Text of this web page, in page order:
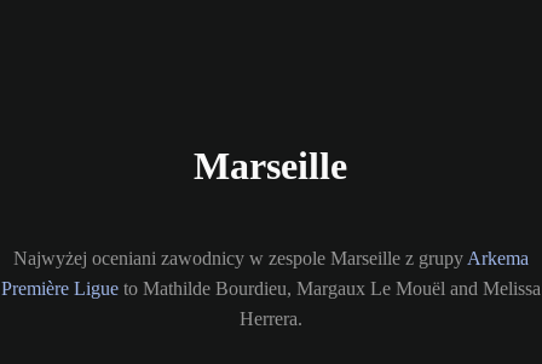
Marseille
Najwyżej oceniani zawodnicy w zespole Marseille z grupy Arkema
Première Ligue to Mathilde Bourdieu, Margaux Le Mouël and Melissa
Herrera.